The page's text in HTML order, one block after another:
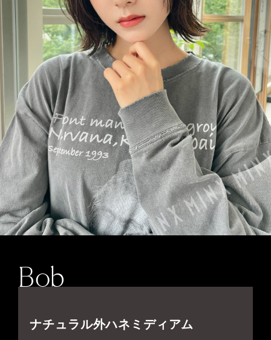
Bob
ナチュラル外ハネミディアム